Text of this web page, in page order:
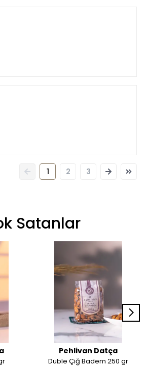
1 2 3
Satanlar
Pehlivan Datça
Duble Çiğ Badem 250 gr